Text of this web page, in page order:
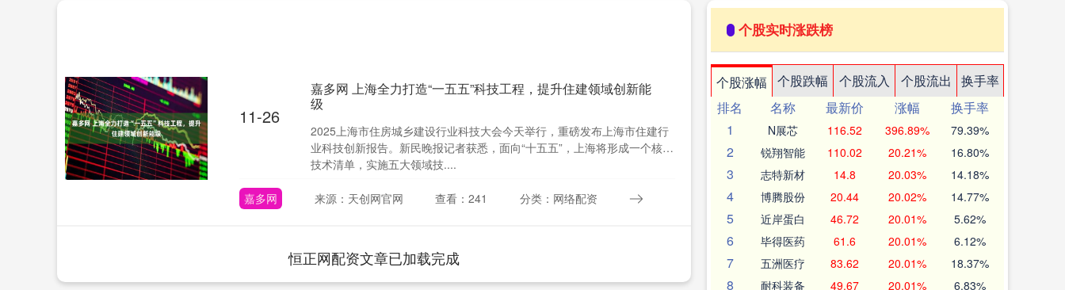
11-26
嘉多网 上海全力打造“一五五”科技工程，提升住建领域创新能
级
2025上海市住房城乡建设行业科技大会今天举行，重磅发布上海市住建行
业科技创新报告。新民晚报记者获悉，面向“十五五”，上海将形成一个核心
技术清单，实施五大领域技....
嘉多网 来源：天创网官网 查看：241 分类：网络配资
恒正网配资文章已加载完成
个股实时涨跌榜
个股涨幅 个股跌幅 个股流入 个股流出
换手率
排名
名称 最新价 涨幅
换手率
1
N展芯 116.52 396.89% 79.39%
2 锐翔智能 110.02 20.21% 16.80%
3 志特新材 14.8 20.03% 14.18%
4 博腾股份 20.44 20.02% 14.77%
5 近岸蛋白 46.72 20.01% 5.62%
6 毕得医药 61.6 20.01% 6.12%
7 五洲医疗 83.62 20.01% 18.37%
8 耐科装备 49.67 20.01% 6.83%